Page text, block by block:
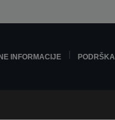
INFORMACIJE PODRŠKA